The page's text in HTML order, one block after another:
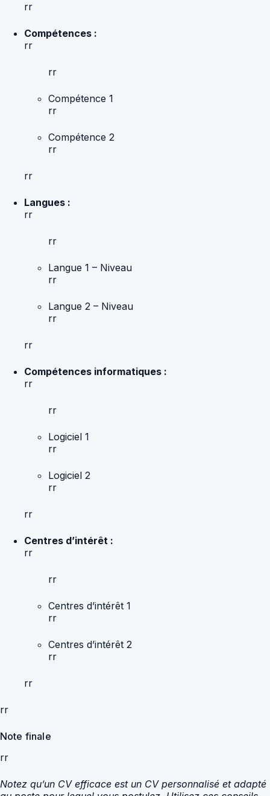
rr
Compétences :
rr
rr
Compétence 1
rr
Compétence 2
rr
rr
Langues :
rr
rr
Langue 1 – Niveau
rr
Langue 2 – Niveau
rr
rr
Compétences informatiques :
rr
rr
Logiciel 1
rr
Logiciel 2
rr
rr
Centres d’intérêt :
rr
rr
Centres d’intérêt 1
rr
Centres d’intérêt 2
rr
rr
rr
Note finale
rr
Notez qu’un CV efficace est un CV personnalisé et adapté